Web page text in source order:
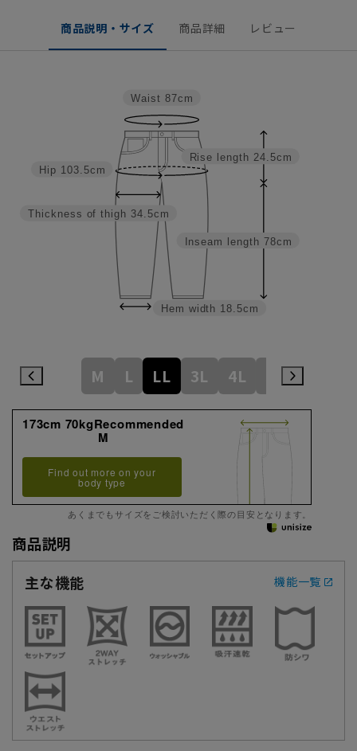
商品説明・サイズ 商品詳細 レビュー
Inseam length 78cm
Rise length 24.5cm
Hem width 18.5cm
Thickness of thigh 34.5cm
Hip 103.5cm
Waist 87cm
M L LL 3L 4L 5L
173cm 70kgRecommended
M
Find out more on your
body type
あくまでもサイズをご検討いただく際の目安となります。
商品説明
主な機能
機能一覧